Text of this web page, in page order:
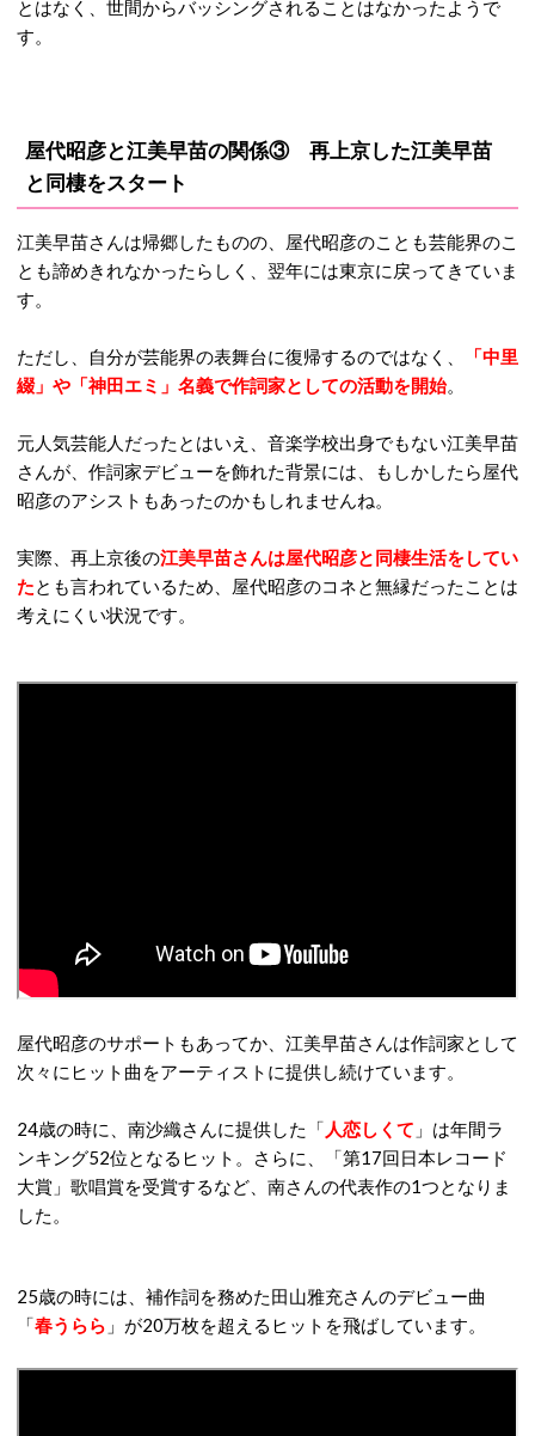
とはなく、世間からバッシングされることはなかったようで
す。
屋代昭彦と江美早苗の関係③ 再上京した江美早苗
と同棲をスタート
江美早苗さんは帰郷したものの、屋代昭彦のことも芸能界のこ
とも諦めきれなかったらしく、翌年には東京に戻ってきていま
す。
ただし、自分が芸能界の表舞台に復帰するのではなく、
「中里
綴」や「神田エミ」名義で作詞家としての活動を開始。
元人気芸能人だったとはいえ、音楽学校出身でもない江美早苗
さんが、作詞家デビューを飾れた背景には、もしかしたら屋代
昭彦のアシストもあったのかもしれませんね。
実際、再上京後の江美早苗さんは屋代昭彦と同棲生活をしてい
たとも言われているため、屋代昭彦のコネと無縁だったことは
考えにくい状況です。
屋代昭彦のサポートもあってか、江美早苗さんは作詞家として
次々にヒット曲をアーティストに提供し続けています。
24歳の時に、南沙織さんに提供した「 人恋しくて 」は年間ラ
ンキング52位となるヒット。さらに、「第17回日本レコード
大賞」歌唱賞を受賞するなど、南さんの代表作の1つとなりま
した。
25歳の時には、補作詞を務めた田山雅充さんのデビュー曲
「春うらら 」が20万枚を超えるヒットを飛ばしています。